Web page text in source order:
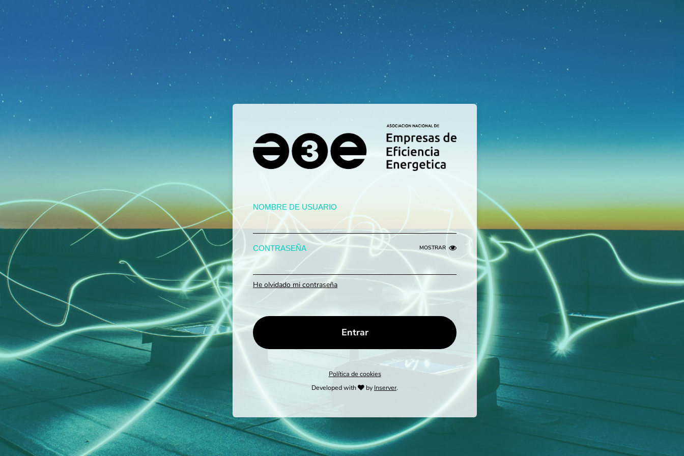
NOMBRE DE USUARIO
CONTRASEÑA MOSTRAR
He olvidado mi contraseña
Política de cookies
Developed with
byInserver.